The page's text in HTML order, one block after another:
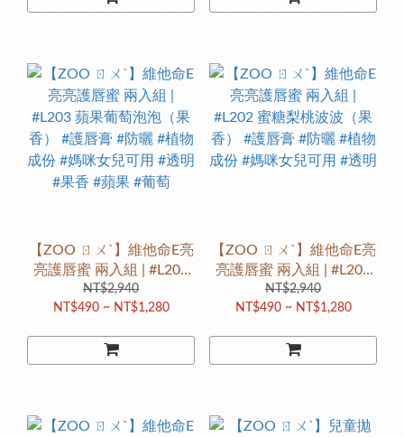
【ZOO ㄖㄨˋ】維他命E亮
亮護唇蜜 兩入組 | #L203
蘋果葡萄泡泡（果香） #
護唇膏 #防曬 #植物成份 #
#蘋果 #葡萄
NT$2,940
NT$490 ~ NT$1,280
【ZOO ㄖㄨˋ】維他命E亮
亮護唇蜜 兩入組 | #L202
蜜糖梨桃波波（果香） #
護唇膏 #防曬 #植物成份 #
NT$2,940
NT$490 ~ NT$1,280